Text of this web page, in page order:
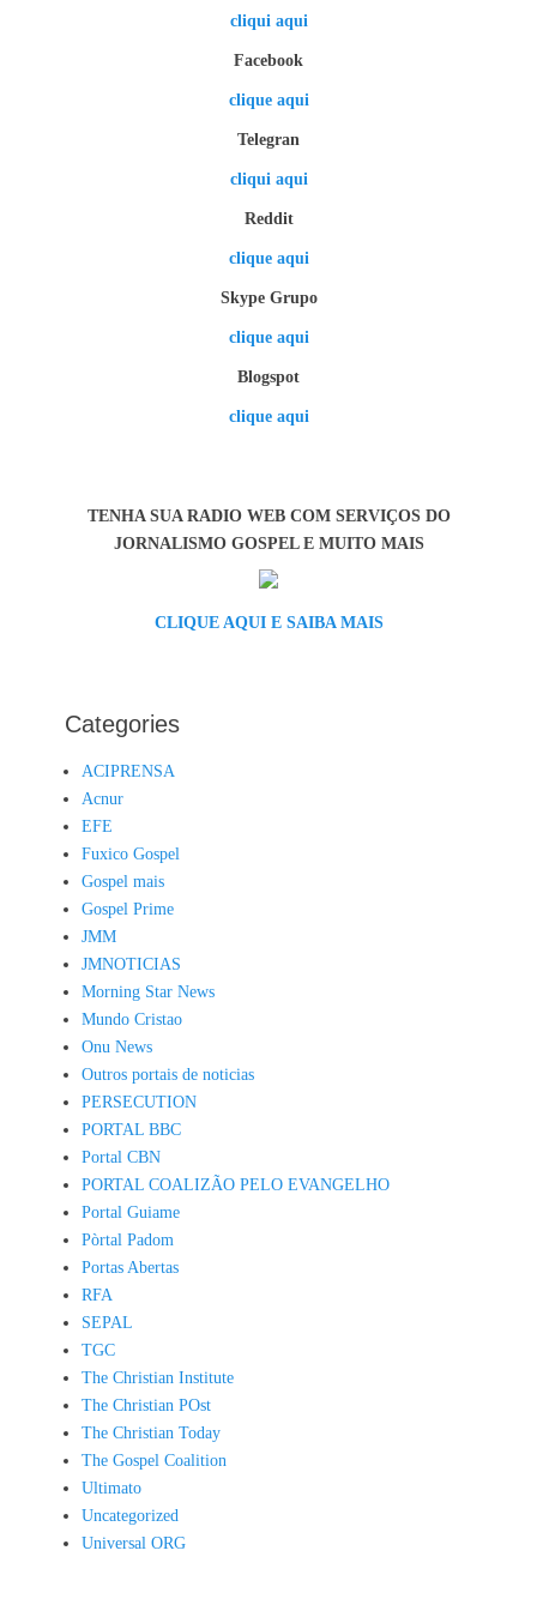
cliqui aqui
Facebook
clique aqui
Telegran
cliqui aqui
Reddit
clique aqui
Skype Grupo
clique aqui
Blogspot
clique aqui
TENHA SUA RADIO WEB COM SERVIÇOS DO
JORNALISMO GOSPEL E MUITO MAIS
CLIQUE AQUI E SAIBA MAIS
Categories
ACIPRENSA
Acnur
EFE
Fuxico Gospel
Gospel mais
Gospel Prime
JMM
JMNOTICIAS
Morning Star News
Mundo Cristao
Onu News
Outros portais de noticias
PERSECUTION
PORTAL BBC
Portal CBN
PORTAL COALIZÃO PELO EVANGELHO
Portal Guiame
Pòrtal Padom
Portas Abertas
RFA
SEPAL
TGC
The Christian Institute
The Christian POst
The Christian Today
The Gospel Coalition
Ultimato
Uncategorized
Universal ORG